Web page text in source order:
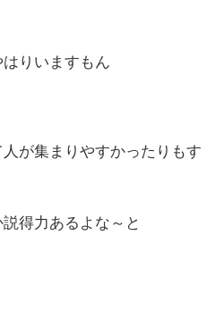
りいますもん
が集まりやすかったりもす
得力あるよな～と